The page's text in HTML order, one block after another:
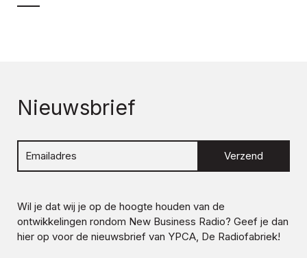
Nieuwsbrief
Verzend
Wil je dat wij je op de hoogte houden van de
ontwikkelingen rondom New Business Radio? Geef je dan
hier op voor de nieuwsbrief van YPCA, De Radiofabriek!